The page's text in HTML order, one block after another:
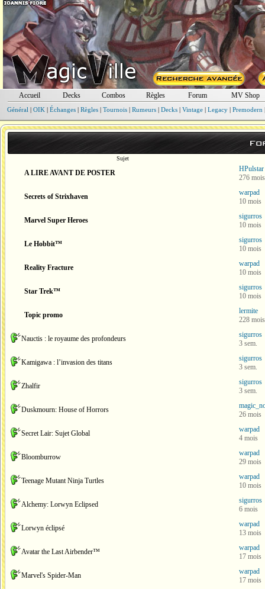
Accueil Decks Combos Règles Forum MV Shop
Général | OIK | Échanges| Règles| Tournois| Rumeurs| Decks| Vintage| Legacy| Premodern
Sujet
A LIRE AVANT DE POSTER
HPulstar
276 mois
Secrets of Strixhaven
warpad
10 mois
Marvel Super Heroes
sigurros
10 mois
Le Hobbit™
sigurros
10 mois
Reality Fracture
warpad
10 mois
Star Trek™
sigurros
10 mois
Topic promo
lermite
228 mois
Nauctis : le royaume des profondeurs
sigurros
3 sem.
Kamigawa : l’invasion des titans
sigurros
3 sem.
Zhalfir
sigurros
3 sem.
Duskmourn: House of Horrors
26 mois
Secret Lair: Sujet Global
warpad
4 mois
Bloomburrow
warpad
29 mois
Teenage Mutant Ninja Turtles
warpad
10 mois
Alchemy: Lorwyn Eclipsed
sigurros
6 mois
Lorwyn éclipsé
warpad
13 mois
Avatar the Last Airbender™
warpad
17 mois
Marvel's Spider-Man
warpad
17 mois